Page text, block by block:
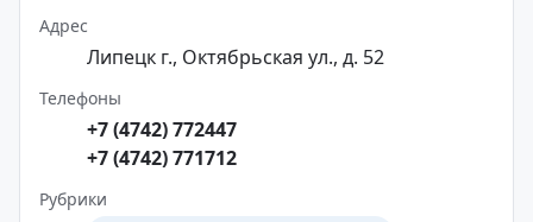
Адрес
Липецк г., Октябрьская ул., д. 52
Телефоны
+7 (4742) 772447
+7 (4742) 771712
Рубрики